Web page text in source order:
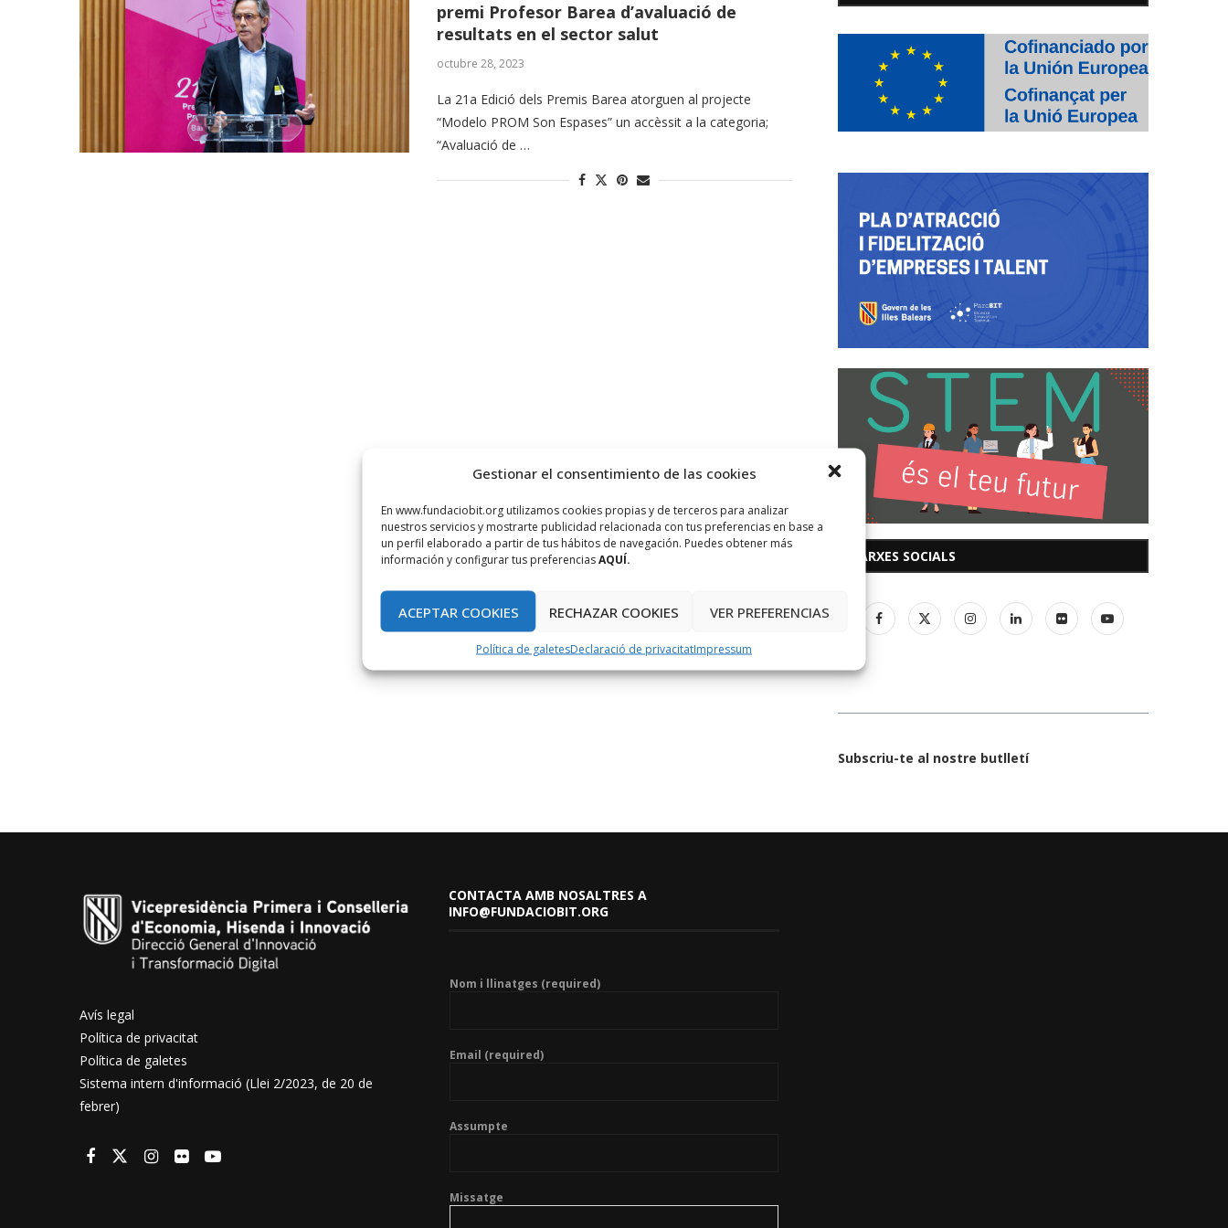
Gestionar el consentimiento de las cookies
En www.fundaciobit.org utilizamos cookies propias y de terceros para analizar
nuestros servicios y mostrarte publicidad relacionada con tus preferencias en base a
un perfil elaborado a partir de tus hábitos de navegación. Puedes obtener más
información y configurar tus preferenciasAQUÍ.
ACEPTAR COOKIES RECHAZAR COOKIES VER PREFERENCIAS
Política de galetesDeclaració de privacitatImpressum
premi Profesor Barea d’avaluació de
resultats en el sector salut
octubre 28, 2023
La 21a Edició dels Premis Barea atorguen al projecte
“Modelo PROM Son Espases” un accèssit a la categoria;
“Avaluació de …
XARXES SOCIALS
Subscriu-te al nostre butlletí
Avís legal
Política de privacitat
Política de galetes
Sistema intern d'informació (Llei 2/2023, de 20 de
febrer)
CONTACTA AMB NOSALTRES A
INFO@FUNDACIOBIT.ORG
Nom i llinatges (required)
Email (required)
Assumpte
Missatge